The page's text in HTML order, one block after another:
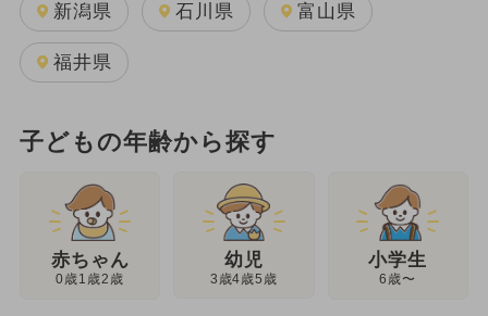
新潟県 石川県 富山県
福井県
子どもの年齢から探す
赤ちゃん
0歳1歳2歳
幼児
3歳4歳5歳
小学生
6歳〜